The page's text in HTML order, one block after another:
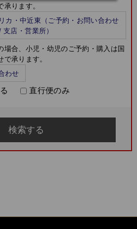
ります。
カ・中近東（ご予約・お問い合わせ
支店・営業所）
合、小児・幼児のご予約・購入は国
承ります。
わせ
直行便のみ